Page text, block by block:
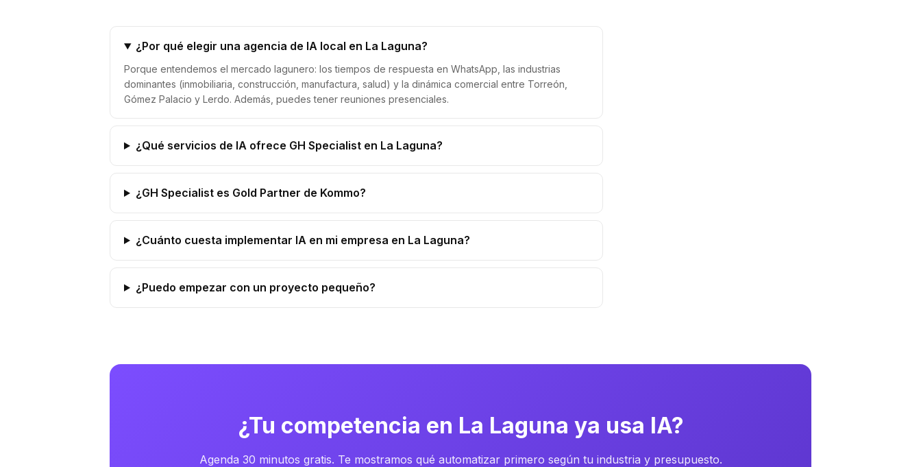
¿Por qué elegir una agencia de IA local en La Laguna?
Porque entendemos el mercado lagunero: los tiempos de respuesta en WhatsApp, las industrias
dominantes (inmobiliaria, construcción, manufactura, salud) y la dinámica comercial entre Torreón,
Gómez Palacio y Lerdo. Además, puedes tener reuniones presenciales.
¿Qué servicios de IA ofrece GH Specialist en La Laguna?
¿GH Specialist es Gold Partner de Kommo?
¿Cuánto cuesta implementar IA en mi empresa en La Laguna?
¿Puedo empezar con un proyecto pequeño?
¿Tu competencia en La Laguna ya usa IA?
Agenda 30 minutos gratis. Te mostramos qué automatizar primero según tu industria y presupuesto.